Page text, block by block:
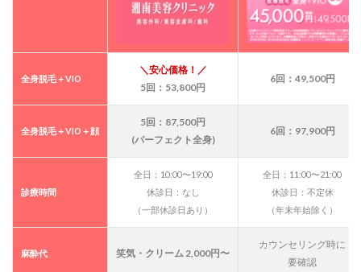
「は
や橋
徒歩
2分
の駅
SBC
ニッ
全身脱毛＋VIO
＼安心価格！／
5回：53,800円
6回：49,500円
全身脱毛＋VIO＋顔
5回：87,500円
(パーフェクト全身)
6回：97,900円
診療時間
全日：10:00〜19:00
休診日：なし
（一部休診日あり）
全日：11:00〜21:00
休診日：不定休
（年末年始除く）
麻酔代 笑気・クリーム 2,000円〜
カウンセリング時に
要確認